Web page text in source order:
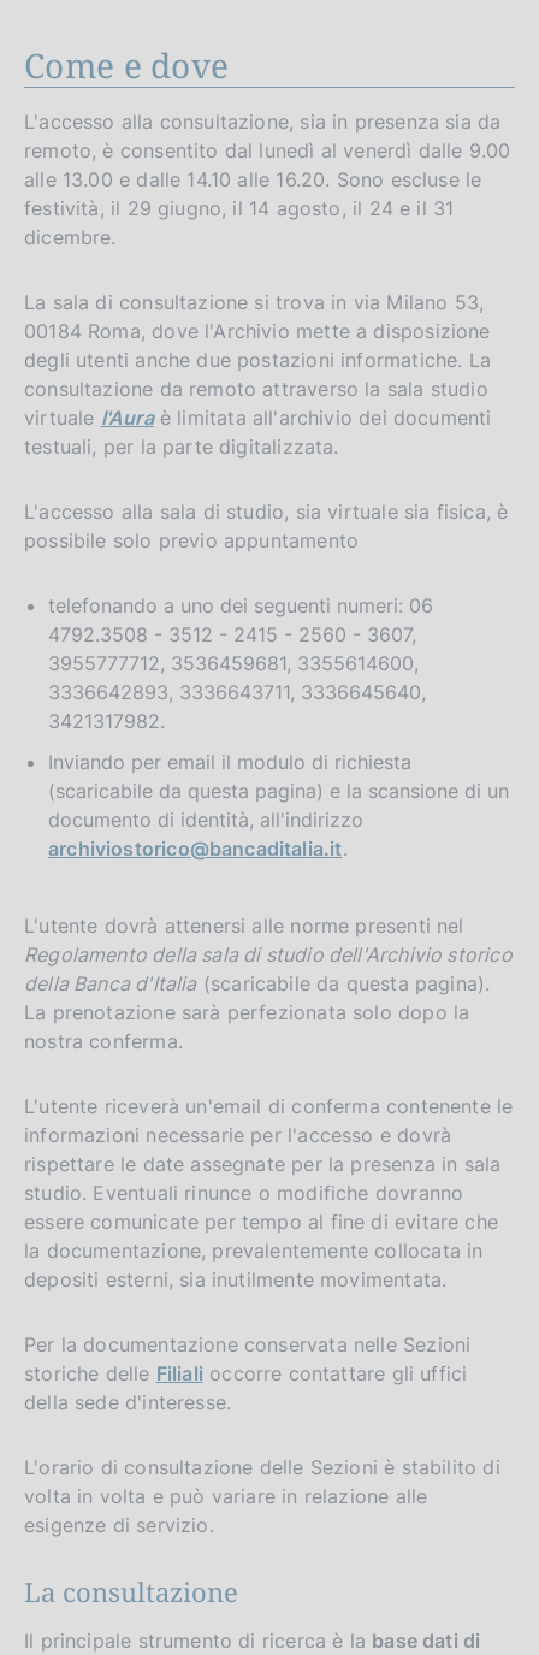
Come e dove
L'accesso alla consultazione, sia in presenza sia da
remoto, è consentito dal lunedì al venerdì dalle 9.00
alle 13.00 e dalle 14.10 alle 16.20. Sono escluse le
festività, il 29 giugno, il 14 agosto, il 24 e il 31
dicembre.
La sala di consultazione si trova in via Milano 53,
00184 Roma, dove l'Archivio mette a disposizione
degli utenti anche due postazioni informatiche. La
consultazione da remoto attraverso la sala studio
virtuale l'Auraè limitata all'archivio dei documenti
testuali, per la parte digitalizzata.
L'accesso alla sala di studio, sia virtuale sia fisica, è
possibile solo previo appuntamento
telefonando a uno dei seguenti numeri: 06
4792.3508 - 3512 - 2415 - 2560 - 3607,
3955777712, 3536459681, 3355614600,
3336642893, 3336643711, 3336645640,
3421317982.
Inviando per email il modulo di richiesta
(scaricabile da questa pagina) e la scansione di un
documento di identità, all'indirizzo
archiviostorico@bancaditalia.it.
L'utente dovrà attenersi alle norme presenti nel
Regolamento della sala di studio dell'Archivio storico
della Banca d'Italia(scaricabile da questa pagina).
La prenotazione sarà perfezionata solo dopo la
nostra conferma.
L'utente riceverà un'email di conferma contenente le
informazioni necessarie per l'accesso e dovrà
rispettare le date assegnate per la presenza in sala
studio. Eventuali rinunce o modifiche dovranno
essere comunicate per tempo al fine di evitare che
la documentazione, prevalentemente collocata in
depositi esterni, sia inutilmente movimentata.
Per la documentazione conservata nelle Sezioni
storiche delle Filiali occorre contattare gli uffici
della sede d'interesse.
L'orario di consultazione delle Sezioni è stabilito di
volta in volta e può variare in relazione alle
esigenze di servizio.
La consultazione
Il principale strumento di ricerca è la base dati di